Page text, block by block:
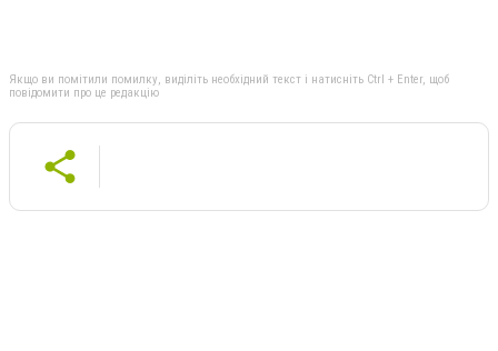
Якщо ви помітили помилку, виділіть необхідний текст і натисніть Ctrl + Enter, щоб
повідомити про це редакцію